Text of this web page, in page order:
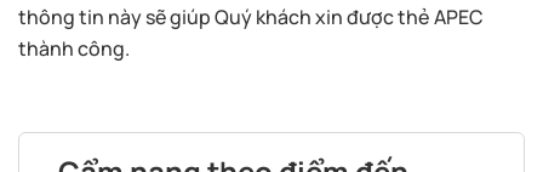
thông tin này sẽ giúp Quý khách xin được thẻ APEC
thành công.